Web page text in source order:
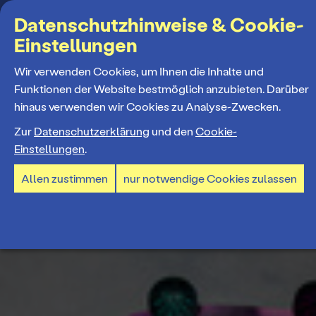
Suchbegriff
MENÜ
Programm
Spielplan
Spielzeiteröffnung
Tickets und Abos
Ticketpreise & Saalplan
Mitmachen
Datenschutzhinweise & Cookie-
Einstellungen
Wir verwenden Cookies, um Ihnen die Inhalte und
Funktionen der Website bestmöglich anzubieten. Darüber
hinaus verwenden wir Cookies zu Analyse-Zwecken.
Zur Datenschutzerklärung und den Cookie-
Einstellungen.
Allen zustimmen nur notwendige Cookies zulassen